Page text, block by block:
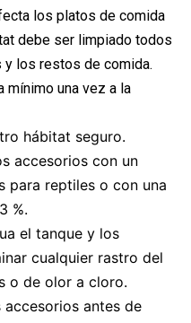
los platos de comida
debe ser limpiado todos
y los restos de comida.
mínimo una vez a la
hábitat seguro.
accesorios con un
para reptiles o con una
%.
el tanque y los
cualquier rastro del
o de olor a cloro.
accesorios antes de